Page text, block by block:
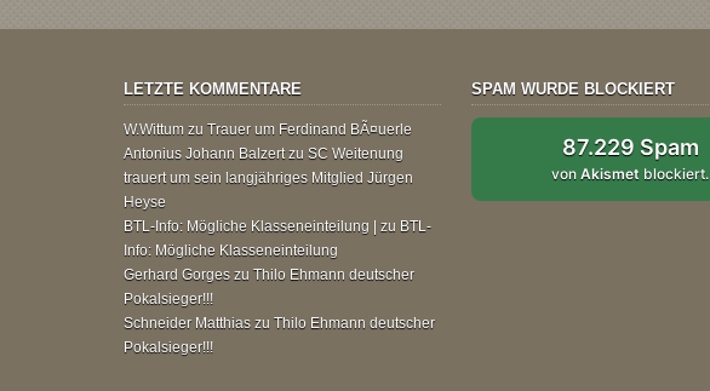
LETZTE KOMMENTARE
W.Wittum zu Trauer um Ferdinand BÃ¤uerle
Antonius Johann Balzertzu SC Weitenung
trauert um sein langjähriges Mitglied Jürgen
Heyse
BTL-Info: Mögliche Klasseneinteilung |
zu BTL-
Info: Mögliche Klasseneinteilung
Gerhard Gorges zu Thilo Ehmann deutscher
Pokalsieger!!!
Schneider Matthias zu Thilo Ehmann deutscher
Pokalsieger!!!
SPAM WURDE BLOCKIERT
87.229 Spam
vonAkismet blockiert.